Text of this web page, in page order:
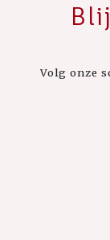
Volg onze